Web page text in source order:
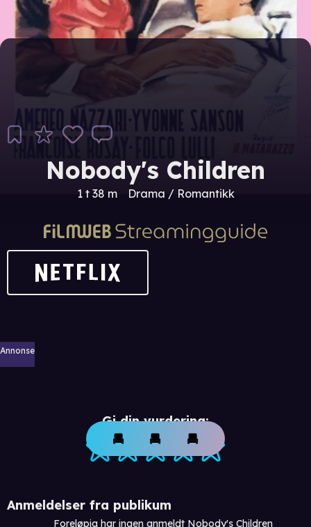
Nobody's Children
1 t 38 m Drama / Romantikk
Annonse
Gi din vurdering:
Anmeldelser fra publikum
Foreløpig har ingen anmeldt Nobody's Children